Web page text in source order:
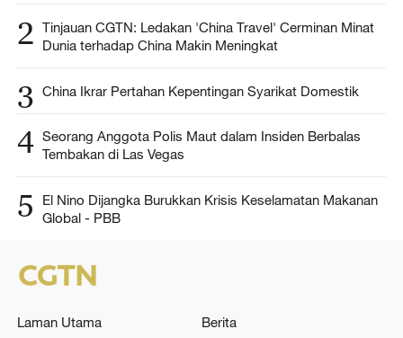
2 Tinjauan CGTN: Ledakan 'China Travel' Cerminan Minat
Dunia terhadap China Makin Meningkat
3 China Ikrar Pertahan Kepentingan Syarikat Domestik
4 Seorang Anggota Polis Maut dalam Insiden Berbalas
Tembakan di Las Vegas
5
El Nino Dijangka Burukkan Krisis Keselamatan Makanan
Global - PBB
Laman Utama
Berita